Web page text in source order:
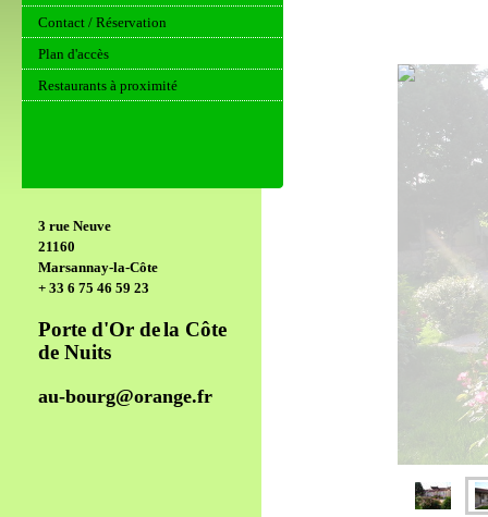
Contact / Réservation
Plan d'accès
Restaurants à proximité
3 rue Neuve
21160
Marsannay-la-Côte
+ 33 6 75 46 59 23
Porte d'Or dela Côte
de Nuits
au-bourg@orange.fr